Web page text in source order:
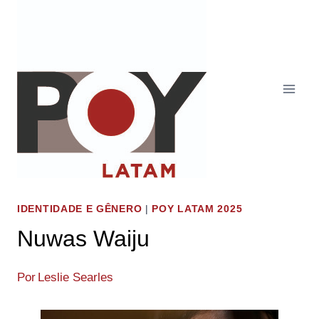
IDENTIDADE E GÊNERO | POY LATAM 2025
Nuwas Waiju
Por Leslie Searles